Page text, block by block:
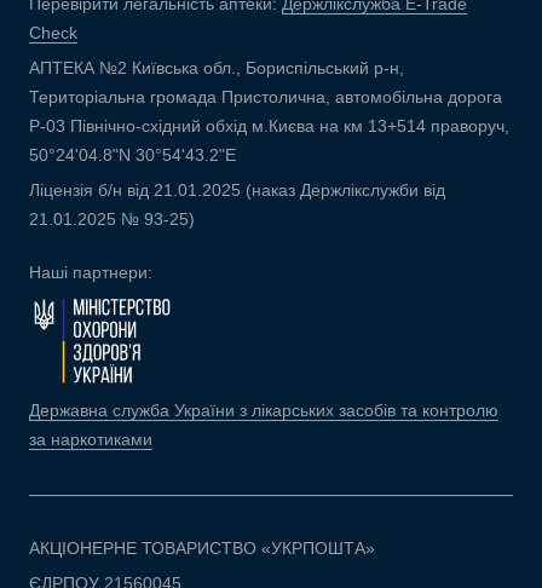
Check
АПТЕКА №2 Київська обл., Бориспільський р-н,
Територіальна громада Пристолична, автомобільна дорога
Р-03 Північно-східний обхід м.Києва на км 13+514 праворуч,
50°24'04.8"N 30°54'43.2"E
Ліцензія б/н від 21.01.2025 (наказ Держлікслужби від
21.01.2025 № 93-25)
Наші партнери:
Державна служба України з лікарських засобів та контролю
за наркотиками
АКЦІОНЕРНЕ ТОВАРИСТВО «УКРПОШТА»
ЄДРПОУ 21560045